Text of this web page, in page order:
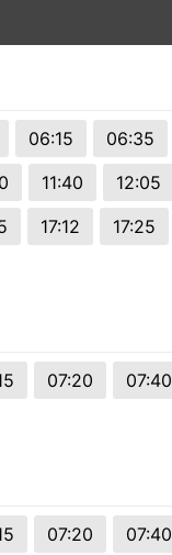
06:15 06:35
11:40 12:05
17:12 17:25
07:20 07:40
07:20 07:40